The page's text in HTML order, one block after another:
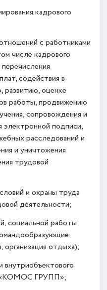
кадрового
с работниками
кадрового
содействия в
развитию, оценке
работы, продвижению
сопровождения и
электронной подписи,
расследований и
и уничтожения
трудовой
и охраны труда
деятельности;
социальной работы
организация отдыха);
внутриобъектового
«КОМОС ГРУПП»;